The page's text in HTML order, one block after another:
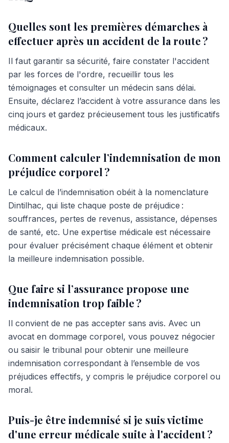
Quelles sont les premières démarches à
effectuer après un accident de la route ?
Il faut garantir sa sécurité, faire constater l'accident
par les forces de l'ordre, recueillir tous les
témoignages et consulter un médecin sans délai.
Ensuite, déclarez l’accident à votre assurance dans les
cinq jours et gardez précieusement tous les justificatifs
médicaux.
Comment calculer l’indemnisation de mon
préjudice corporel ?
Le calcul de l’indemnisation obéit à la nomenclature
Dintilhac, qui liste chaque poste de préjudice :
souffrances, pertes de revenus, assistance, dépenses
de santé, etc. Une expertise médicale est nécessaire
pour évaluer précisément chaque élément et obtenir
la meilleure indemnisation possible.
Que faire si l’assurance propose une
indemnisation trop faible ?
Il convient de ne pas accepter sans avis. Avec un
avocat en dommage corporel, vous pouvez négocier
ou saisir le tribunal pour obtenir une meilleure
indemnisation correspondant à l’ensemble de vos
préjudices effectifs, y compris le préjudice corporel ou
moral.
Puis-je être indemnisé si je suis victime
d'une erreur médicale suite à l'accident ?